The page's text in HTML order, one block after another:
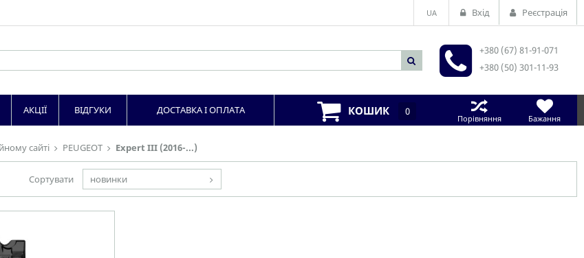
сайті PEUGEOT Expert III (2016-...)
Сортувати новинки
UA Вхід Реєстрація
+380 (67) 81-91-071
+380 (50) 301-11-93
АКЦІЇ ВІДГУКИ ДОСТАВКА І ОПЛАТА КОШИК 0
Порівняння Бажання